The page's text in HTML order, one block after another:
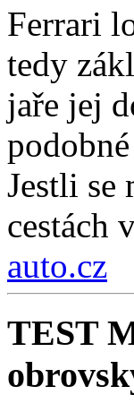
Ferrari
tedy
jaře jej
Jestli se
cestách
auto.cz
TEST